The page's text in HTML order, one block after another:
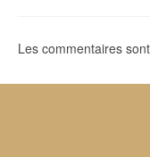
Les commentaires